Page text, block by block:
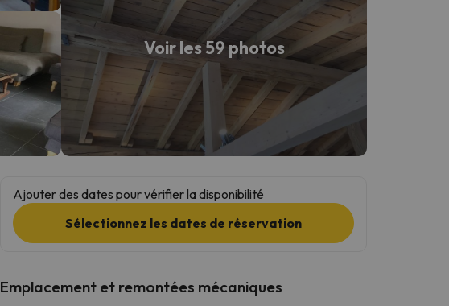
Voir les 59 photos
Ajouter des dates pour vérifier la disponibilité
Sélectionnez les dates de réservation
Emplacement et remontées mécaniques